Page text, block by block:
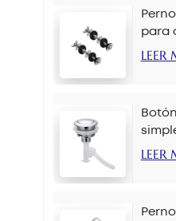
para
LEER
LEER